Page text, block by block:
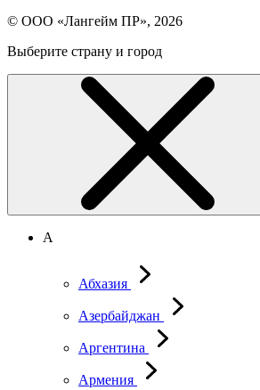
© ООО «Лангейм ПР», 2026
Выберите страну и город
А
Абхазия
Азербайджан
Аргентина
Армения